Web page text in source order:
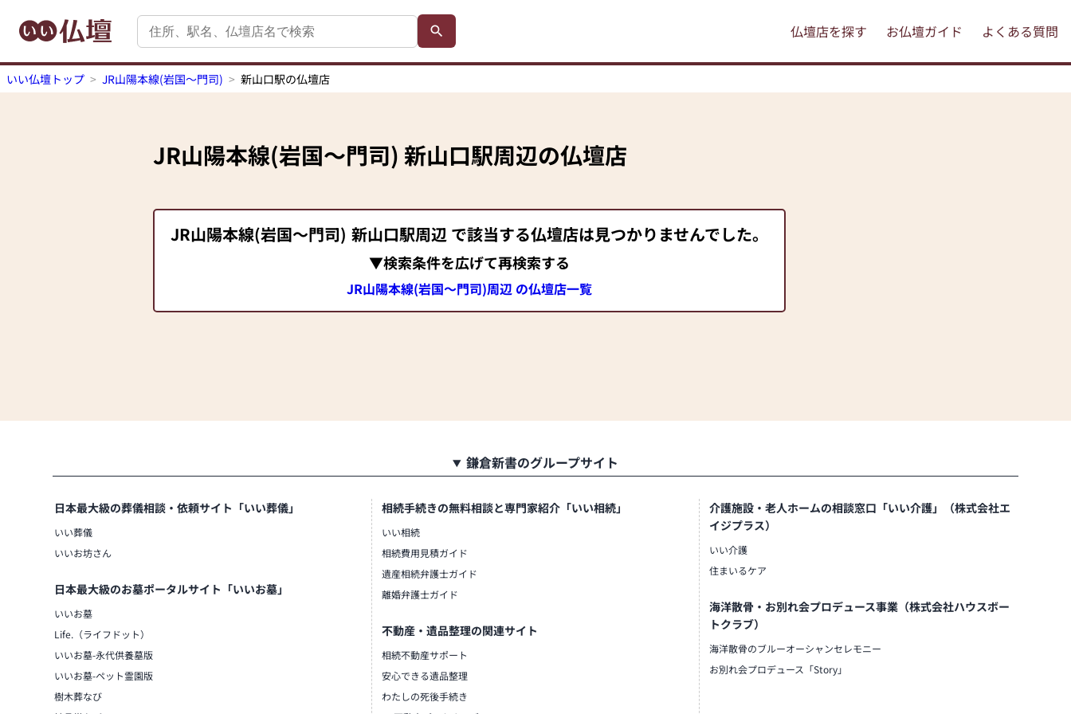
仏壇店を探す お仏壇ガイド よくある質問
いい仏壇トップ JR山陽本線(岩国～門司) 新山口駅の仏壇店
JR山陽本線(岩国～門司) 新山口駅周辺の仏壇店
JR山陽本線(岩国～門司) 新山口駅周辺 で該当する仏壇店は見つかりませんでした。
▼検索条件を広げて再検索する
JR山陽本線(岩国～門司)周辺 の仏壇店一覧
鎌倉新書のグループサイト
日本最大級の葬儀相談・依頼サイト「いい葬儀」
いい葬儀
いいお坊さん
日本最大級のお墓ポータルサイト「いいお墓」
いいお墓
Life.（ライフドット）
いいお墓-永代供養墓版
いいお墓-ペット霊園版
樹木葬なび
相続手続きの無料相談と専門家紹介「いい相続」
いい相続
相続費用見積ガイド
遺産相続弁護士ガイド
離婚弁護士ガイド
不動産・遺品整理の関連サイト
相続不動産サポート
安心できる遺品整理
わたしの死後手続き
介護施設・老人ホームの相談窓口「いい介護」（株式会社エ
イジプラス）
いい介護
住まいるケア
海洋散骨・お別れ会プロデュース事業（株式会社ハウスボー
トクラブ）
海洋散骨のブルーオーシャンセレモニー
お別れ会プロデュース「Story」